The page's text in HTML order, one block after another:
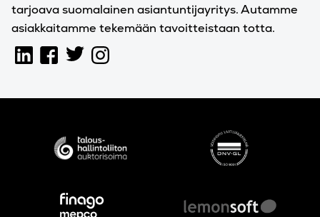
tarjoava suomalainen asiantuntijayritys. Autamme
asiakkaitamme tekemään tavoitteistaan totta.